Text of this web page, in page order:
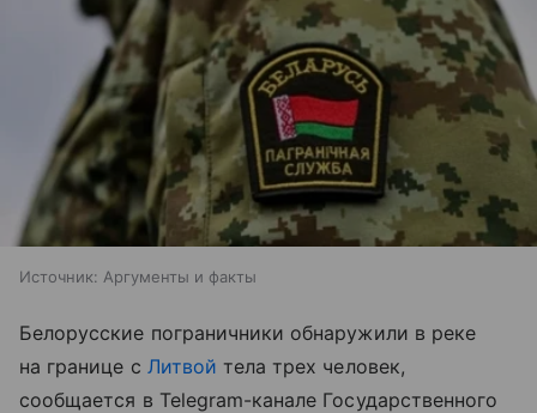
Источник: Аргументы и факты
Белорусские пограничники обнаружили в реке
на границе с Литвой тела трех человек,
сообщается в Telegram-канале Государственного